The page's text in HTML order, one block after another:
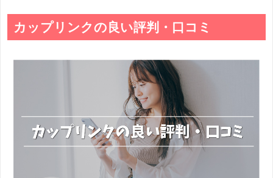
カップリンクの良い評判・口コミ